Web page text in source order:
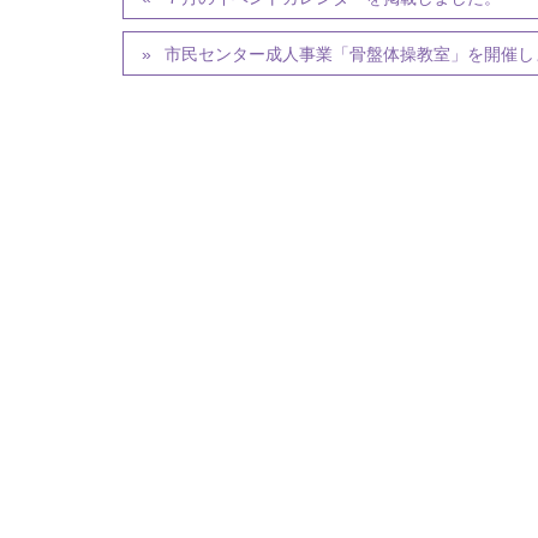
市民センター成人事業「骨盤体操教室」を開催